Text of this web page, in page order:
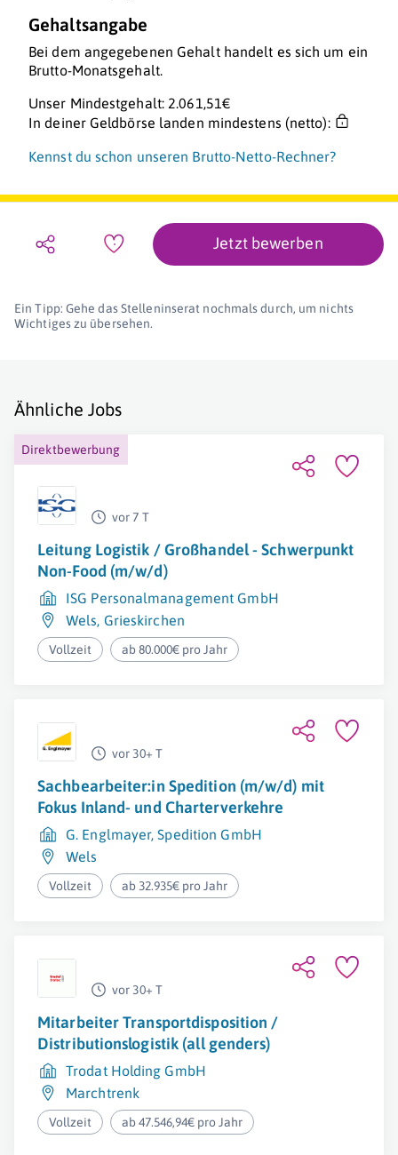
Gehaltsangabe
Bei dem angegebenen Gehalt handelt es sich um ein
Brutto-Monatsgehalt.
Unser Mindestgehalt: 2.061,51€
In deiner Geldbörse landen mindestens (netto):
Kennst du schon unseren Brutto-Netto-Rechner?
Jetzt bewerben
Ein Tipp: Gehe das Stelleninserat nochmals durch, um nichts
Wichtiges zu übersehen.
Ähnliche Jobs
Direktbewerbung
vor 7 T
Leitung Logistik / Großhandel - Schwerpunkt
Non-Food (m/w/d)
ISG Personalmanagement GmbH
Wels, Grieskirchen
Vollzeit ab 80.000€ pro Jahr
vor 30+ T
Sachbearbeiter:in Spedition (m/w/d) mit
Fokus Inland- und Charterverkehre
G. Englmayer, Spedition GmbH
Wels
Vollzeit ab 32.935€ pro Jahr
vor 30+ T
Mitarbeiter Transportdisposition /
Distributionslogistik (all genders)
Trodat Holding GmbH
Marchtrenk
Vollzeit ab 47.546,94€ pro Jahr